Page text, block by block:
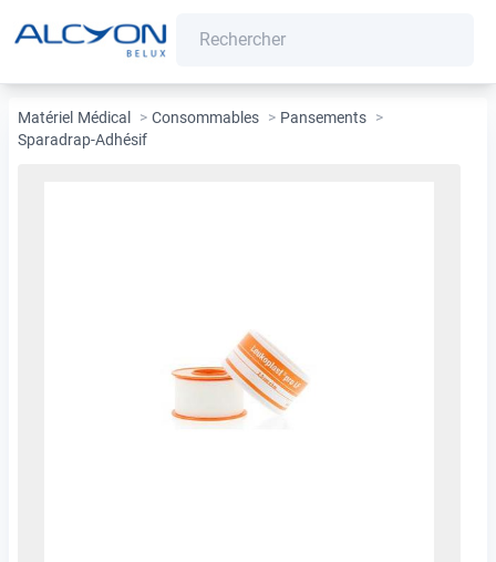
Matériel Médical > Consommables > Pansements >
Sparadrap-Adhésif